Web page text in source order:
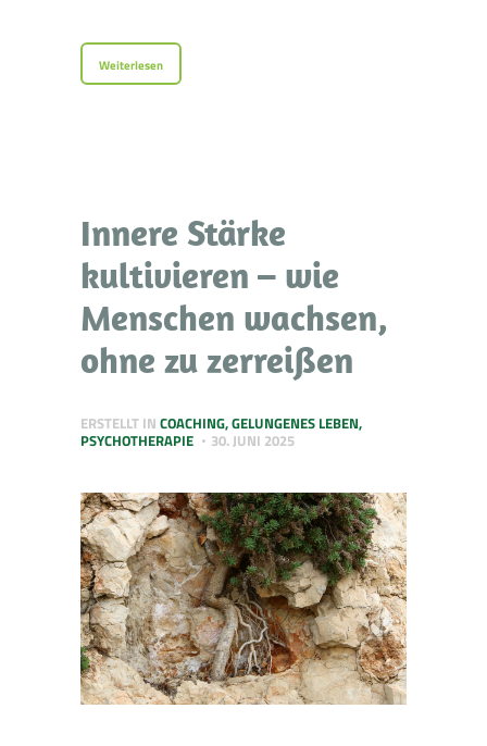
Weiterlesen
Innere Stärke
kultivieren – wie
Menschen wachsen,
ohne zu zerreißen
ERSTELLT IN COACHING,GELUNGENES LEBEN,
PSYCHOTHERAPIE
30. JUNI 2025